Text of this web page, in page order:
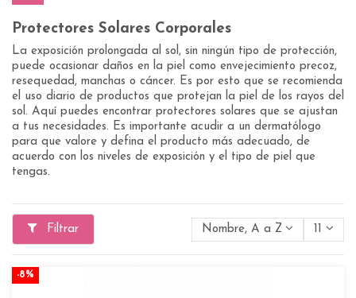
Protectores Solares Corporales
La exposición prolongada al sol, sin ningún tipo de protección,
puede ocasionar daños en la piel como envejecimiento precoz,
resequedad, manchas o cáncer. Es por esto que se recomienda
el uso diario de productos que protejan la piel de los rayos del
sol. Aquí puedes encontrar protectores solares que se ajustan
a tus necesidades. Es importante acudir a un dermatólogo
para que valore y defina el producto más adecuado, de
acuerdo con los niveles de exposición y el tipo de piel que
tengas.
Filtrar Nombre, A a Z
-8%